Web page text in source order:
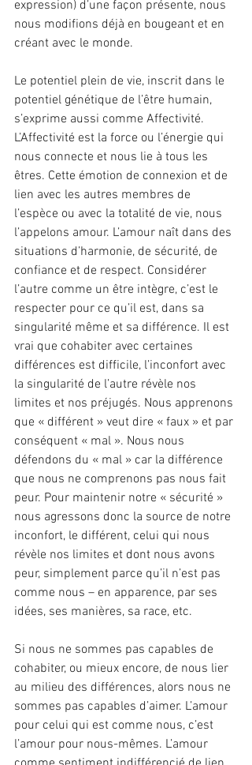
expression) d’une façon présente, nous
nous modifions déjà en bougeant et en
créant avec le monde.
Le potentiel plein de vie, inscrit dans le
potentiel génétique de l’être humain,
s’exprime aussi comme Affectivité.
L’Affectivité est la force ou l’énergie qui
nous connecte et nous lie à tous les
êtres. Cette émotion de connexion et de
lien avec les autres membres de
l’espèce ou avec la totalité de vie, nous
l’appelons amour. L’amour naît dans des
situations d’harmonie, de sécurité, de
confiance et de respect. Considérer
l’autre comme un être intègre, c’est le
respecter pour ce qu’il est, dans sa
singularité même et sa différence. Il est
vrai que cohabiter avec certaines
différences est difficile, l’inconfort avec
la singularité de l’autre révèle nos
limites et nos préjugés. Nous apprenons
que « différent » veut dire « faux » et par
conséquent « mal ». Nous nous
défendons du « mal » car la différence
que nous ne comprenons pas nous fait
peur. Pour maintenir notre « sécurité »
nous agressons donc la source de notre
inconfort, le différent, celui qui nous
révèle nos limites et dont nous avons
peur, simplement parce qu’il n’est pas
comme nous – en apparence, par ses
idées, ses manières, sa race, etc.
Si nous ne sommes pas capables de
cohabiter, ou mieux encore, de nous lier
au milieu des différences, alors nous ne
sommes pas capables d’aimer. L’amour
pour celui qui est comme nous, c’est
l’amour pour nous-mêmes. L’amour